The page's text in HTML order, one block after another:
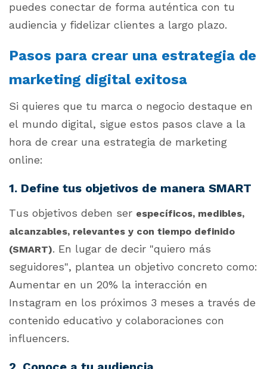
puedes conectar de forma auténtica con tu
audiencia y fidelizar clientes a largo plazo.
Pasos para crear una estrategia de
marketing digital exitosa
Si quieres que tu marca o negocio destaque en
el mundo digital, sigue estos pasos clave a la
hora de crear una estrategia de marketing
online:
1. Define tus objetivos de manera SMART
Tus objetivos deben ser específicos, medibles,
alcanzables, relevantes y con tiempo definido
(SMART). En lugar de decir "quiero más
seguidores", plantea un objetivo concreto como:
Aumentar en un 20% la interacción en
Instagram en los próximos 3 meses a través de
contenido educativo y colaboraciones con
influencers.